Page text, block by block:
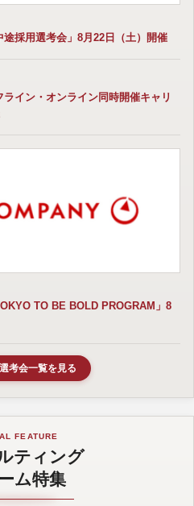
採用選考会」8月22日（土）開催
イン・オンライン同時開催キャリ
TO BE BOLD PROGRAM」8
考会一覧を見る
FEATURE
ティング
ム特集